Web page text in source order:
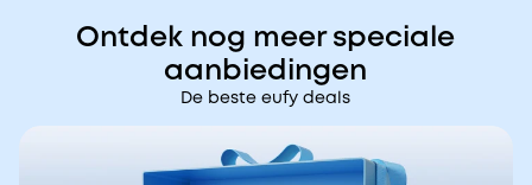
Ontdek nog meer speciale
aanbiedingen
De beste eufy deals